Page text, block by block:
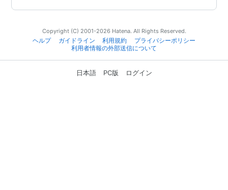
Copyright (C) 2001-2026 Hatena. All Rights Reserved.
ヘルプ
ガイドライン 利用規約
プライバシーポリシー
利用者情報の外部送信について
日本語 PC版 ログイン